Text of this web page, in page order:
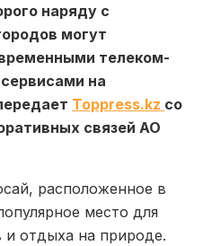
наряду с
могут
телеком-
на
Toppress.kz со
связей АО
расположенное в
место для
отдыха на природе.